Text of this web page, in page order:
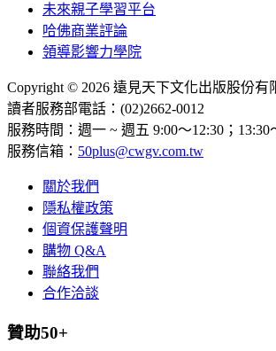
未來親子學習平台
哈佛商業評論
領導影響力學院
Copyright © 2026 遠見天下文化出版股份有
讀者服務部電話：(02)2662-0012
服務時間：週一 ~ 週五 9:00～12:30；13:30
服務信箱： 50plus@cwgv.com.tw
關於我們
隱私權政策
個資保護聲明
購物 Q&A
聯絡我們
合作洽談
贊助50+